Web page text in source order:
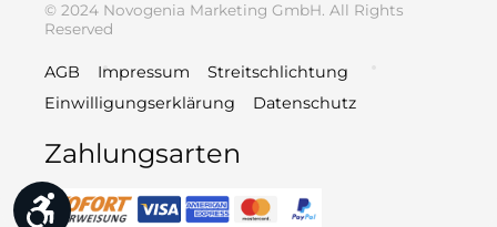
© 2024 Novogenia Marketing GmbH. All Rights
Reserved
AGB Impressum
Streitschlichtung
Einwilligungserklärung
Datenschutz
Zahlungsarten
Werkzeugleiste anzeigen